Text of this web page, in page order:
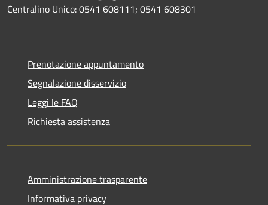
Centralino Unico: 0541 608111; 0541 608301
Prenotazione appuntamento
Segnalazione disservizio
Leggi le FAQ
Richiesta assistenza
Amministrazione trasparente
Informativa privacy